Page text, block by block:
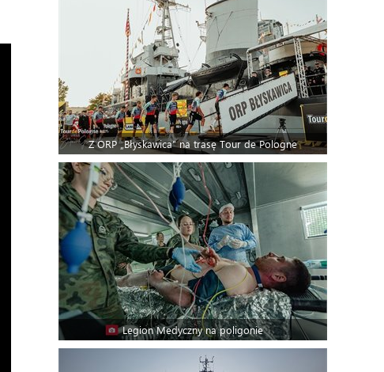
Z ORP „Błyskawica” na trasę Tour de Pologne
Legion Medyczny na poligonie